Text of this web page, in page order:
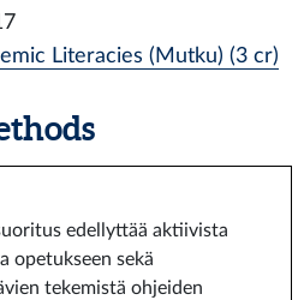
Literacies (Mutku) (3 cr)
edellyttää aktiivista
opetukseen sekä
tekemistä ohjeiden